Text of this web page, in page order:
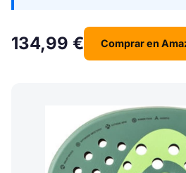
134,99 € Comprar en